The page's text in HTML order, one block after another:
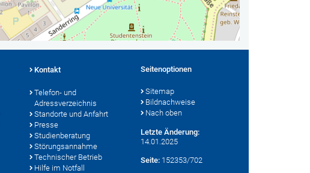
Kontakt
Telefon- und
Adressverzeichnis
Standorte und Anfahrt
Presse
Studienberatung
Störungsannahme
Technischer Betrieb
Hilfe im Notfall
Seitenoptionen
Sitemap
Bildnachweise
Nach oben
Letzte Änderung:
14.01.2025
Seite: 152353/702